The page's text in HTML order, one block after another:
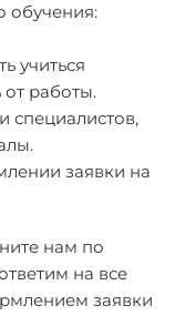
обучения:
учиться
работы.
специалистов,
заявки на
нам по
на все
заявки